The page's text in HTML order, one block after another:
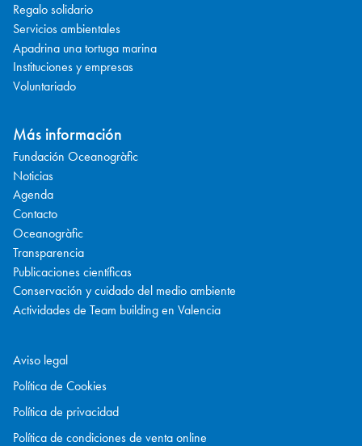
Regalo solidario
Servicios ambientales
Apadrina una tortuga marina
Instituciones y empresas
Voluntariado
Más información
Fundación Oceanogràfic
Noticias
Agenda
Contacto
Oceanogràfic
Transparencia
Publicaciones científicas
Conservación y cuidado del medio ambiente
Actividades de Team building en Valencia
Aviso legal
Política de Cookies
Política de privacidad
Política de condiciones de venta online